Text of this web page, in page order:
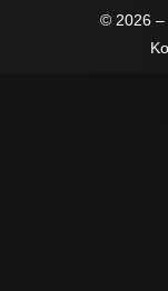
© 2026 –